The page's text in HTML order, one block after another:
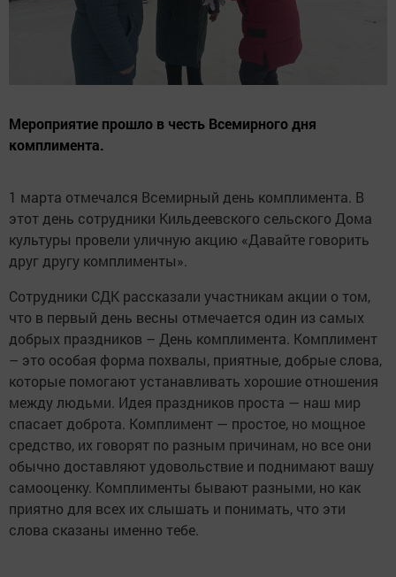
Мероприятие прошло в честь Всемирного дня
комплимента.
1 марта отмечался Всемирный день комплимента. В
этот день сотрудники Кильдеевского сельского Дома
культуры провели уличную акцию «Давайте говорить
друг другу комплименты».
Сотрудники СДК рассказали участникам акции о том,
что в первый день весны отмечается один из самых
добрых праздников – День комплимента. Комплимент
– это особая форма похвалы, приятные, добрые слова,
которые помогают устанавливать хорошие отношения
между людьми. Идея праздников проста — наш мир
спасает доброта. Комплимент — простое, но мощное
средство, их говорят по разным причинам, но все они
обычно доставляют удовольствие и поднимают вашу
самооценку. Комплименты бывают разными, но как
приятно для всех их слышать и понимать, что эти
слова сказаны именно тебе.